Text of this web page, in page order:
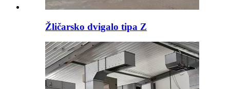
Žličarsko dvigalo tipa Z